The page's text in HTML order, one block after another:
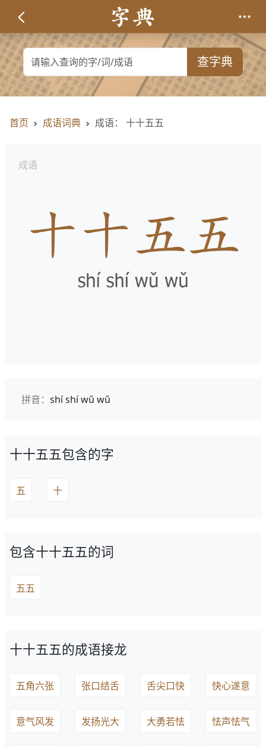
查字典
首页 成语词典 成语： 十十五五
成语
拼音： shí shí wǔ wǔ
十十五五包含的字
五 十
包含十十五五的词
五五
十十五五的成语接龙
五角六张 张口结舌 舌尖口快 快心遂意
意气风发 发扬光大 大勇若怯 怯声怯气